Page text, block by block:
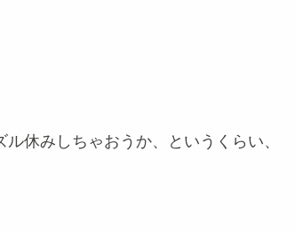
休みしちゃおうか、というくらい、